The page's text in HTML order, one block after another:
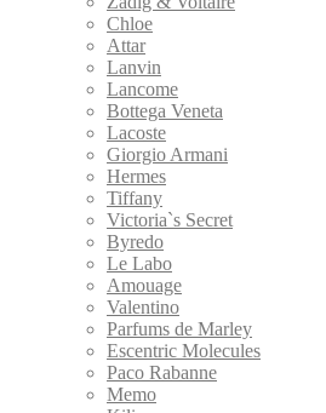
Chloe
Attar
Lanvin
Lancome
Bottega Veneta
Lacoste
Giorgio Armani
Hermes
Tiffany
Victoria`s Secret
Byredo
Le Labo
Amouage
Valentino
Parfums de Marley
Escentric Molecules
Paco Rabanne
Memo